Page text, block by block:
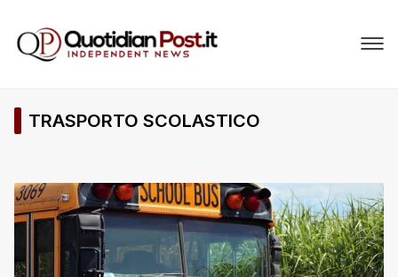
TRASPORTO SCOLASTICO